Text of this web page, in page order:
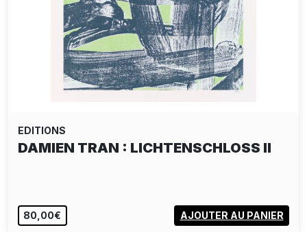
EDITIONS
DAMIEN TRAN : LICHTENSCHLOSS II
80,00€ AJOUTER AU PANIER